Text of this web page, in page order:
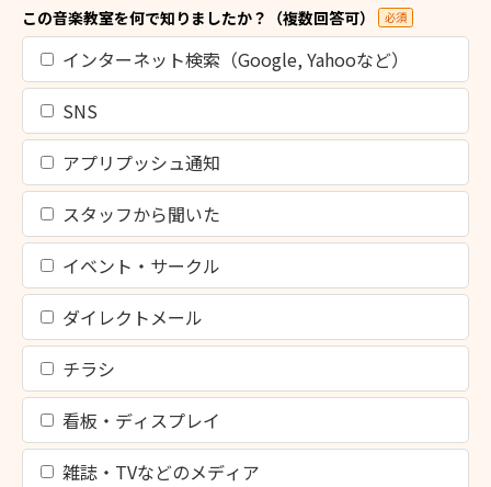
この音楽教室を何で知りましたか？（複数回答可） 必須
インターネット検索（Google, Yahooなど）
SNS
アプリプッシュ通知
スタッフから聞いた
イベント・サークル
ダイレクトメール
チラシ
看板・ディスプレイ
雑誌・TVなどのメディア